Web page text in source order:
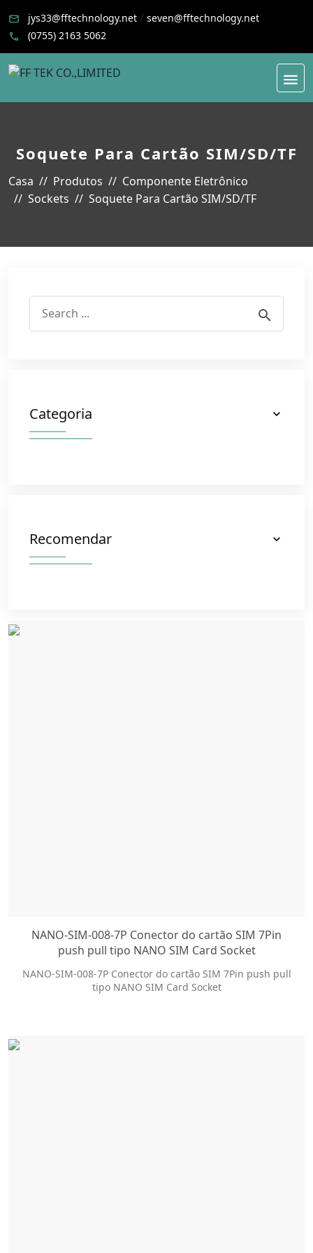
jys33@fftechnology.net / seven@fftechnology.net
(0755) 2163 5062
Soquete Para Cartão SIM/SD/TF
Casa Produtos
Componente Eletrônico
Sockets
Soquete Para Cartão SIM/SD/TF
Categoria
Recomendar
NANO-SIM-008-7P Conector do cartão SIM 7Pin
push pull tipo NANO SIM Card Socket
NANO-SIM-008-7P Conector do cartão SIM 7Pin push pull
tipo NANO SIM Card Socket